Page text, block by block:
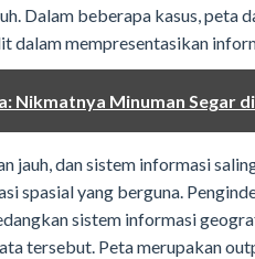
Dalam beberapa kasus, peta
dalam mempresentasikan
Nikmatnya Minuman Segar
jauh, dan sistem informasi
spasial yang berguna.
sistem informasi
tersebut. Peta merupakan